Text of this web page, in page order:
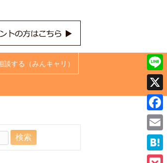
談する（みんキャリ）
Line
X
Email